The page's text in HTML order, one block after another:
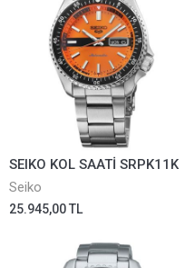
SEIKO KOL SAATİ SRPK11K
Seiko
25.945,00 TL